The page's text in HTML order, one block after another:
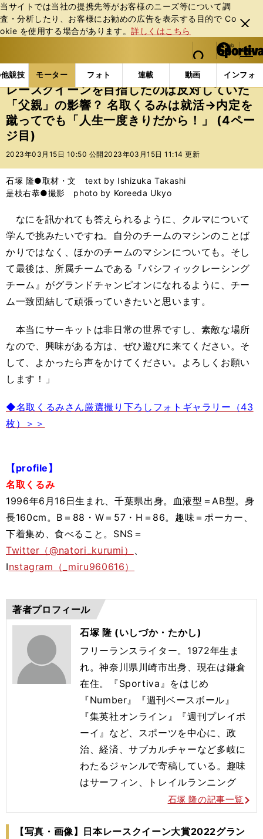
当サイトでは当社の提携先等がお客様のニーズ等について調
査・分析したり、お客様にお勧めの広告を表⽰する⽬的で Co
okie を使⽤する場合があります。詳しくはこちら
閉じ
る
web Sportiva (webスポルティーバ)
検索
マイペ
ー
ジ
メニュ
競技 モーター フォト 連載 動画 インフォ
b
ス
ポ
ル
テ
ィ
ー
バ
モーターの記事一覧 モーター その他 レースク
レースクイーンを目指したのは反対していた
「父親」の影響？ 名取くるみは就活→内定を
蹴ってでも「人生一度きりだから！」 (4ペー
ジ目)
2023年03月15日 10:50 公開 2023年03月15日 11:14 更新
石塚 隆●取材・文 text by Ishizuka Takashi
是枝右恭●撮影 photo by Koreeda Ukyo
なにを訊かれても答えられるように、クルマについて
学んで挑みたいですね。自分のチームのマシンのことば
かりではなく、ほかのチームのマシンについても。そし
て最後は、所属チームである『パシフィックレーシング
チーム』がグランドチャンピオンになれるように、チー
ム一致団結して頑張っていきたいと思います。
本当にサーキットは非日常の世界ですし、素敵な場所
なので、興味がある方は、ぜひ遊びに来てください。そ
して、よかったら声をかけてください。よろしくお願い
します！」
◆名取くるみさん厳選撮り下ろしフォトギャラリー（43
枚）＞＞
【profile】
名取くるみ
1996年6月16日生まれ、千葉県出身。血液型＝AB型。身
長160cm。B＝88・W＝57・H＝86。趣味＝ポーカー、
下着集め、食べること。SNS＝
Twitter（@natori_kurumi）
、
Instagram（_miru960616）
著者プロフィール
石塚 隆 (いしづか・たかし)
フリーランスライター。1972年生ま
れ。神奈川県川崎市出身、現在は鎌倉
在住。『Sportiva』をはじめ
『Number』『週刊ベースボール』
『集英社オンライン』『週刊プレイボ
ーイ』など、スポーツを中心に、政
治、経済、サブカルチャーなど多岐に
わたるジャンルで寄稿している。趣味
はサーフィン、トレイルランニング
石塚 隆の記事一覧
【写真・画像】日本レースクイーン大賞2022グラン